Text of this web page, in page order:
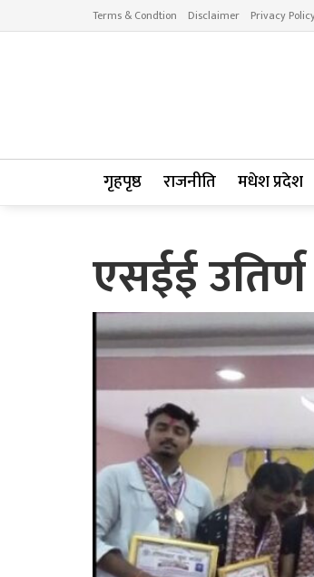
Terms & Condtion Disclaimer Privacy
गृहपृष्ठ राजनीति मधेश प्रदेश
एसईई उतिर्ण